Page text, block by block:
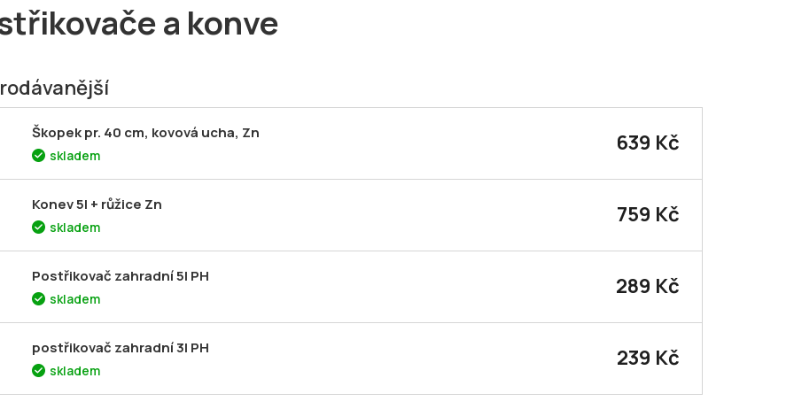
a konve
Škopek pr. 40 cm, kovová ucha, Zn
skladem 639 Kč
Konev 5l + růžice Zn
skladem 759 Kč
Postřikovač zahradní 5l PH
skladem 289 Kč
postřikovač zahradní 3l PH
skladem 239 Kč